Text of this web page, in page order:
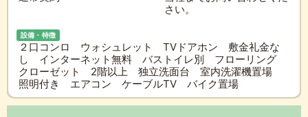
さい。
設備・特徴
２口コンロ ウォシュレット TVドアホン 敷金礼金な
し インターネット無料 バストイレ別 フローリング
クローゼット 2階以上 独立洗面台 室内洗濯機置場
照明付き エアコン ケーブルTV バイク置場